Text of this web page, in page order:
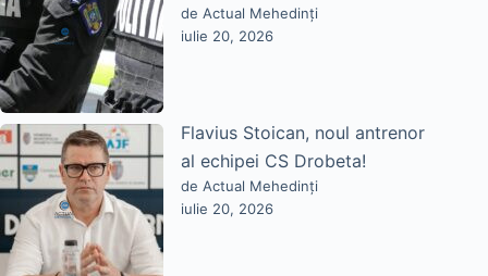
de Actual Mehedinți
iulie 20, 2026
Flavius Stoican, noul antrenor
al echipei CS Drobeta!
de Actual Mehedinți
iulie 20, 2026